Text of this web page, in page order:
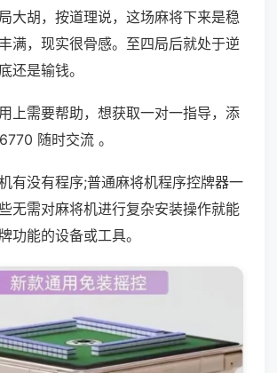
大胡，按道理说，这场麻将下来是稳
满，现实很骨感。至四局后就处于逆
还是输钱。
上需要帮助，想获取一对一指导，添
随时交流 。
有没有程序;普通麻将机程序控牌器一
无需对麻将机进行复杂安装操作就能
功能的设备或工具。